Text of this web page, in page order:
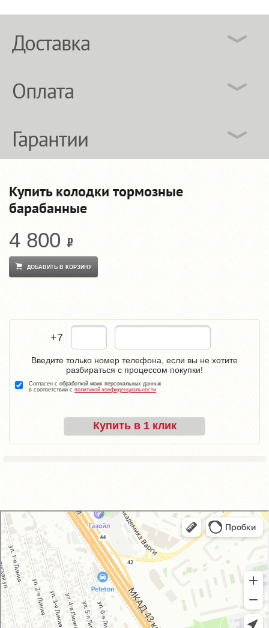
Доставка
Оплата
Гарантии
Купить колодки тормозные
барабанные
4 800
ДОБАВИТЬ В КОРЗИНУ
+7
Купить в 1 клик
Введите только номер телефона, если вы не хотите
разбираться с процессом покупки!
Согласен с обработкой моих персональных данных
в соответствии с политикой конфиденциальности
GM-City&VAG-Repair
Автосервис, автотехцентр в Москве
Магазин автозапчастей и автотоваров в Москве